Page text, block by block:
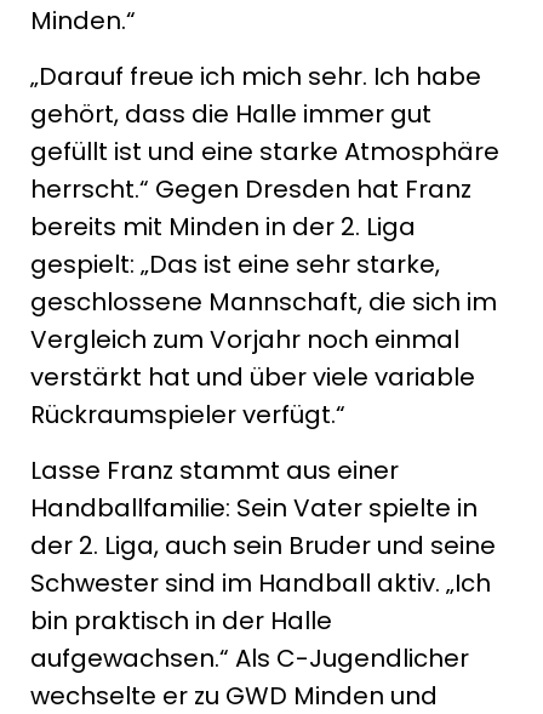
Minden.“
„Darauf freue ich mich sehr. Ich habe
gehört, dass die Halle immer gut
gefüllt ist und eine starke Atmosphäre
herrscht.“ Gegen Dresden hat Franz
bereits mit Minden in der 2. Liga
gespielt: „Das ist eine sehr starke,
geschlossene Mannschaft, die sich im
Vergleich zum Vorjahr noch einmal
verstärkt hat und über viele variable
Rückraumspieler verfügt.“
Lasse Franz stammt aus einer
Handballfamilie: Sein Vater spielte in
der 2. Liga, auch sein Bruder und seine
Schwester sind im Handball aktiv. „Ich
bin praktisch in der Halle
aufgewachsen.“ Als C-Jugendlicher
wechselte er zu GWD Minden und